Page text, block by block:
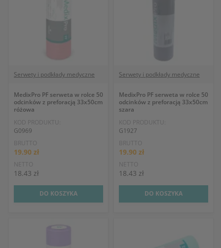
Serwety i podkłady medyczne
MedixPro PF serweta w rolce 50
odcinków z preforacją 33x50cm
różowa
KOD PRODUKTU:
G0969
BRUTTO
19.90 zł
NETTO
18.43 zł
DO KOSZYKA
Serwety i podkłady medyczne
MedixPro PF serweta w rolce 50
odcinków z preforacją 33x50cm
szara
KOD PRODUKTU:
G1927
BRUTTO
19.90 zł
NETTO
18.43 zł
DO KOSZYKA